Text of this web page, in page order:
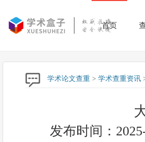
首页
学术论文查重 > 学术查重资讯
发布时间：